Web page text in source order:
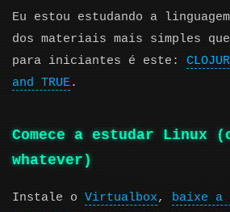
Eu estou estudando a linguagem
dos materiais mais simples
para iniciantes é este:
and TRUE.
Comece a estudar Linux
whatever)
Instale o Virtualbox, baixe a